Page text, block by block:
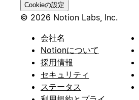
Cookieの設定
© 2026 Notion Labs, Inc.
会社名
Notionについて
採用情報
セキュリティ
ステータス